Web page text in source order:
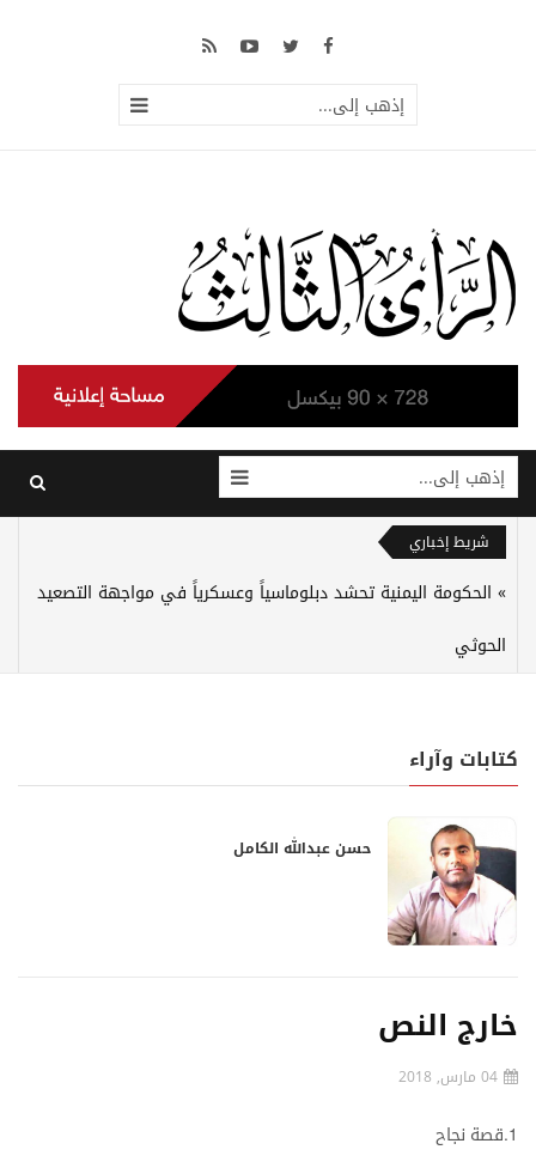
إذهب إلى...
إذهب إلى...
شريط إخباري
الحكومة اليمنية تحشد دبلوماسياً وعسكرياً في مواجهة التصعيد
الحوثي
كتابات وآراء
حسن عبدالله الكامل
خارج النص
04 مارس, 2018
1. قصة نجاح